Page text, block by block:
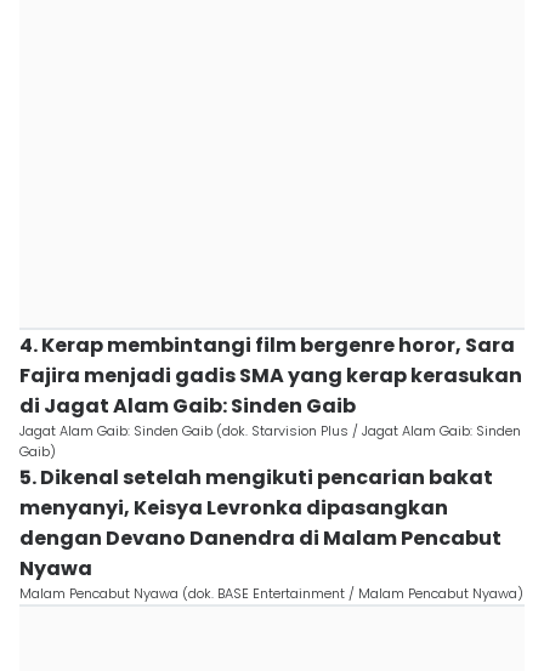
4. Kerap membintangi film bergenre horor, Sara
Fajira menjadi gadis SMA yang kerap kerasukan
di Jagat Alam Gaib: Sinden Gaib
Jagat Alam Gaib: Sinden Gaib (dok. Starvision Plus / Jagat Alam Gaib: Sinden
Gaib)
5. Dikenal setelah mengikuti pencarian bakat
menyanyi, Keisya Levronka dipasangkan
dengan Devano Danendra di Malam Pencabut
Nyawa
Malam Pencabut Nyawa (dok. BASE Entertainment / Malam Pencabut Nyawa)